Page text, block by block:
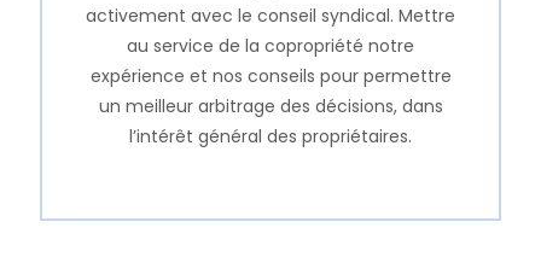
activement avec le conseil syndical. Mettre
au service de la copropriété notre
expérience et nos conseils pour permettre
un meilleur arbitrage des décisions, dans
l’intérêt général des propriétaires.